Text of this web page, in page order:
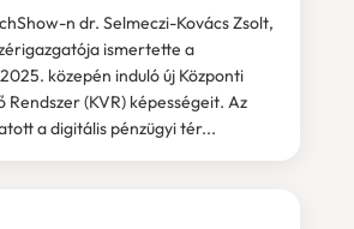
n dr. Selmeczi-Kovács Zsolt,
ismertette a
közepén induló új Központi
Rendszer (KVR) képességeit. Az
a digitális pénzügyi tér...